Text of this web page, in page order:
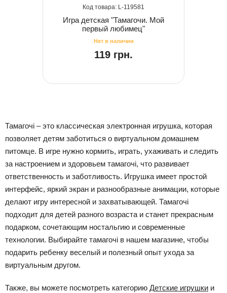
119581
Игра детская "Тамагочи. Мой
первый любимец"
119 грн.
Тамагочі – это классическая электронная игрушка, которая
позволяет детям заботиться о виртуальном домашнем
питомце. В игре нужно кормить, играть, ухаживать и следить
за настроением и здоровьем тамагочі, что развивает
ответственность и заботливость. Игрушка имеет простой
интерфейс, яркий экран и разнообразные анимации, которые
делают игру интересной и захватывающей. Тамагочі
подходит для детей разного возраста и станет прекрасным
подарком, сочетающим ностальгию и современные
технологии. Выбирайте тамагочі в нашем магазине, чтобы
подарить ребенку веселый и полезный опыт ухода за
виртуальным другом.
Также, вы можете посмотреть категорию Детские игрушки и